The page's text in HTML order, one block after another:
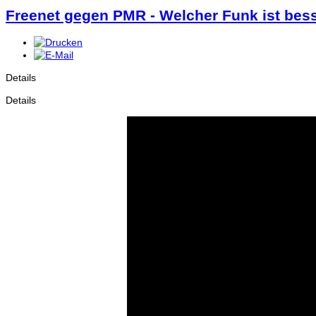
Freenet gegen PMR - Welcher Funk ist
Details
Details